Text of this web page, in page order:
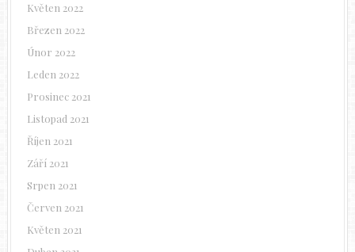
Květen 2022
Březen 2022
Únor 2022
Leden 2022
Prosinec 2021
Listopad 2021
Říjen 2021
Září 2021
Srpen 2021
Červen 2021
Květen 2021